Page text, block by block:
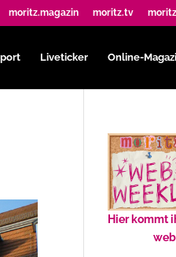
moritz.magazin moritz.tv
Liveticker Online-
Hier kommt